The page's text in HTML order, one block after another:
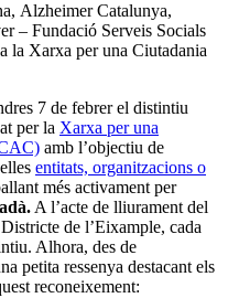
Alzheimer Catalunya,
– Fundació Serveis Socials
la Xarxa per una Ciutadania
7 de febrer el distintiu
per la Xarxa per una
amb l’objectiu de
entitats, organitzacions o
més activament per
A l’acte de lliurament del
de l’Eixample, cada
Alhora, des de
petita ressenya destacant els
reconeixement: